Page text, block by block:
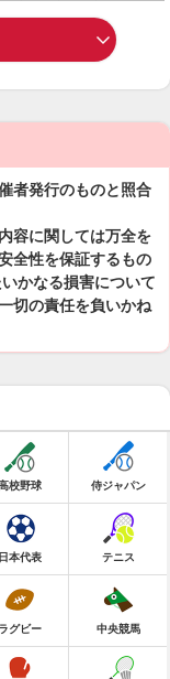
者発行のものと照合
容に関しては万全を
全性を保証するもの
かなる損害について
切の責任を負いかね
校野球 侍ジャパン
日本代表 テニス
ラグビー 中央競馬